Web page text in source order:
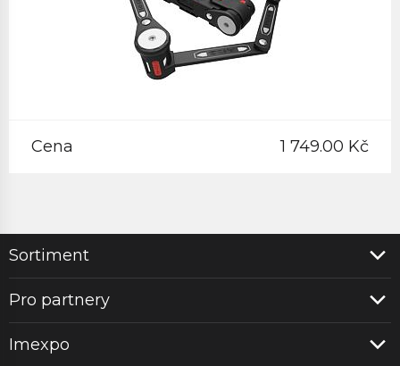
Cena 1 749.00 Kč
Sortiment
Pro partnery
Imexpo